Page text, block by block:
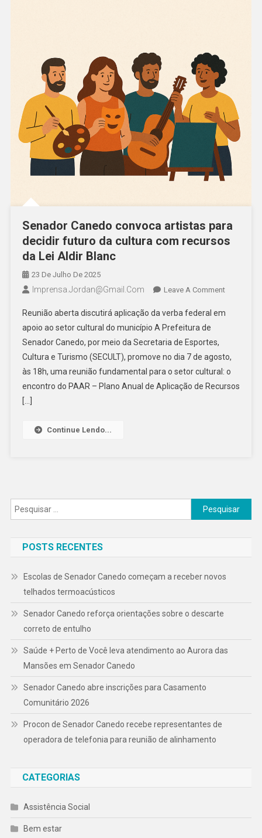
Senador Canedo convoca artistas para
decidir futuro da cultura com recursos
da Lei Aldir Blanc
23 De Julho De 2025
Imprensa.jordan@gmail.com Leave A CommentOn
Canedo
Para
Decidir
Futuro
Reunião aberta discutirá aplicação da verba federal em
apoio ao setor cultural do município A Prefeitura de
Senador Canedo, por meio da Secretaria de Esportes,
Cultura e Turismo (SECULT), promove no dia 7 de agosto,
às 18h, uma reunião fundamental para o setor cultural: o
encontro do PAAR – Plano Anual de Aplicação de Recursos
[…]
Continue Lendo...
Pesquisar
por:
POSTS RECENTES
Escolas de Senador Canedo começam a receber novos
telhados termoacústicos
Senador Canedo reforça orientações sobre o descarte
correto de entulho
Saúde + Perto de Você leva atendimento ao Aurora das
Mansões em Senador Canedo
Senador Canedo abre inscrições para Casamento
Comunitário 2026
Procon de Senador Canedo recebe representantes de
operadora de telefonia para reunião de alinhamento
CATEGORIAS
Assistência Social
Bem estar